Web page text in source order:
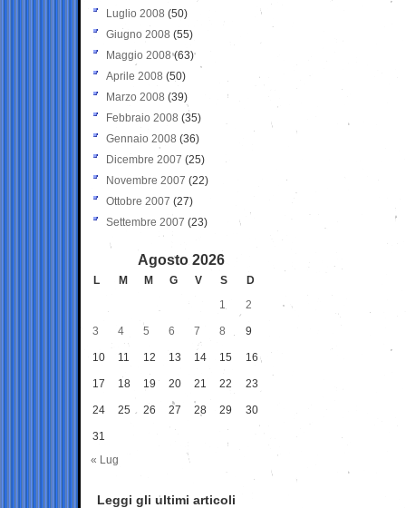
Luglio 2008 (50)
Giugno 2008 (55)
Maggio 2008(63)
Aprile 2008 (50)
Marzo 2008 (39)
Febbraio 2008 (35)
Gennaio 2008 (36)
Dicembre 2007 (25)
Novembre 2007 (22)
Ottobre 2007 (27)
Settembre 2007 (23)
Agosto 2026
L M M G V S
D
1
2
3 4 5 6 7 8 9
10 11 12 13 14 15 16
17 18 19 20 21 22 23
24 25 26 27 28 29 30
31
« Lug
Leggi gli ultimi articoli